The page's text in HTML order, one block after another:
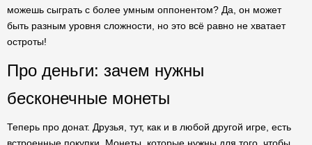
можешь сыграть с более умным оппонентом? Да, он может
быть разным уровня сложности, но это всё равно не хватает
остроты!
Про деньги: зачем нужны
бесконечные монеты
Теперь про донат. Друзья, тут, как и в любой другой игре, есть